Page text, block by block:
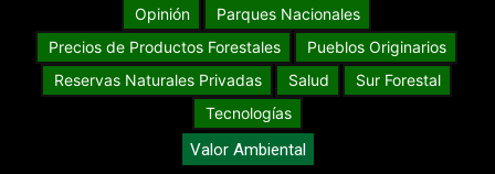
Opinión
Parques Nacionales
Precios de Productos Forestales
Pueblos Originarios
Reservas Naturales Privadas
Salud
Sur Forestal
Tecnologías
Valor Ambiental